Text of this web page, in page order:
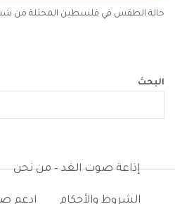
حالة الطقس في فلسطين المحتلة من
البحث
إذاعة صوت الغد – من نحن
الشروط والأحكام ادعم